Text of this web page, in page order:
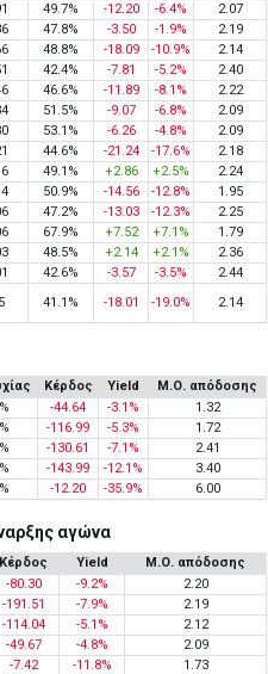
49.7% -12.20 -6.4%
2.07
47.8% -3.50 -1.9%
2.19
48.8% -18.09 -10.9%
2.14
42.4% -7.81 -5.2%
2.40
46.6% -11.89 -8.1%
2.22
51.5% -9.07 -6.8%
2.09
53.1% -6.26 -4.8%
2.09
44.6% -21.24 -17.6%
2.18
49.1% +2.86 +2.5%
2.24
50.9% -14.56 -12.8%
1.95
47.2% -13.03 -12.3%
2.25
67.9% +7.52 +7.1%
1.79
48.5% +2.14 +2.1%
2.36
42.6% -3.57 -3.5%
2.44
41.1% -18.01 -19.0% 2.14
Κέρδος Yield
Μ.Ο. απόδοσης
-44.64 -3.1%
1.32
-116.99 -5.3%
1.72
-130.61 -7.1%
2.41
-143.99 -12.1%
3.40
-12.20 -35.9% 6.00
αγώνα
Κέρδος Yield
Μ.Ο. απόδοσης
-80.30 -9.2%
2.20
-191.51 -7.9%
2.19
-114.04 -5.1%
2.12
-49.67 -4.8%
2.09
-7.42 -11.8% 1.73